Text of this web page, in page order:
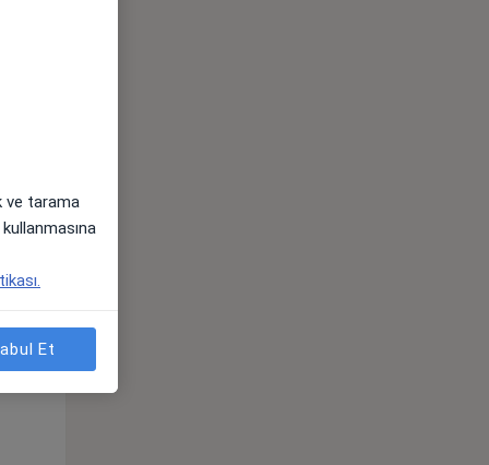
12 Ağustos
ve tarama
Et